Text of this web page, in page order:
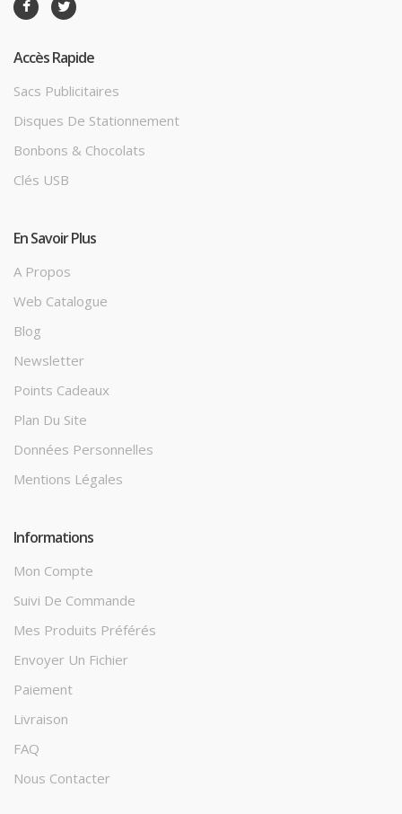
Accès Rapide
Sacs Publicitaires
Disques De Stationnement
Bonbons & Chocolats
Clés USB
En Savoir Plus
A Propos
Web Catalogue
Blog
Newsletter
Points Cadeaux
Plan Du Site
Données Personnelles
Mentions Légales
Informations
Mon Compte
Suivi De Commande
Mes Produits Préférés
Envoyer Un Fichier
Paiement
Livraison
FAQ
Nous Contacter